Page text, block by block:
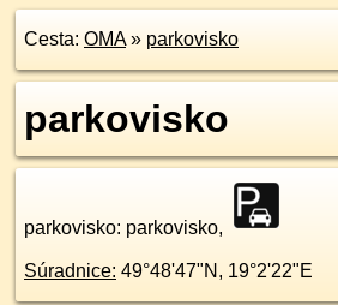
Cesta: OMA» parkovisko
parkovisko
parkovisko: parkovisko,
Súradnice: 49°48'47"N , 19°2'22"E